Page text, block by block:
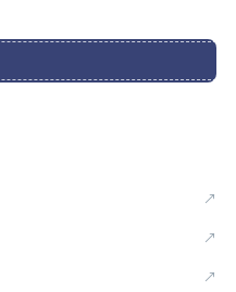
↗
↗
↗